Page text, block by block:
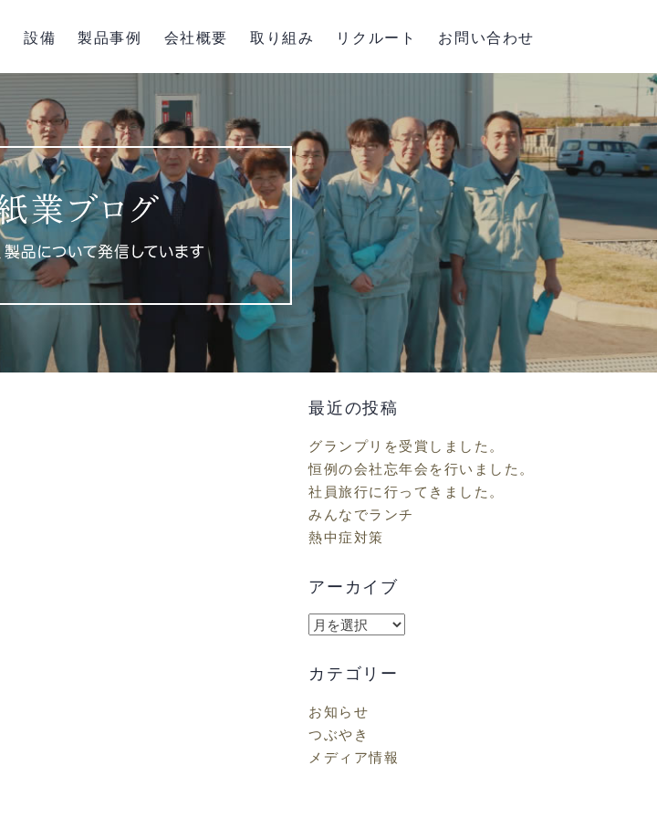
設備 製品事例 会社概要 取り組み リクルート お問い合わせ
最近の投稿
グランプリを受賞しました。
恒例の会社忘年会を行いました。
社員旅行に行ってきました。
みんなでランチ
熱中症対策
アーカイブ
ア
カ
ブ
カテゴリー
お知らせ
つぶやき
メディア情報